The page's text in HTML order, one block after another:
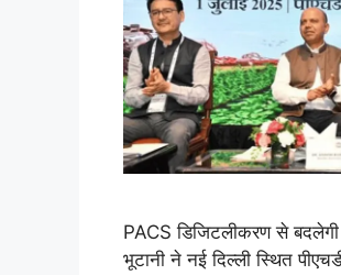
PACS डिजिटलीकरण से
भूटानी ने नई दिल्ली स्थित